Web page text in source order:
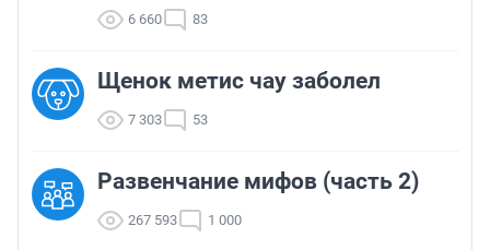
6 660 83
Щенок метис чау заболел
7 303 53
Развенчание мифов (часть 2)
267 593 1 000